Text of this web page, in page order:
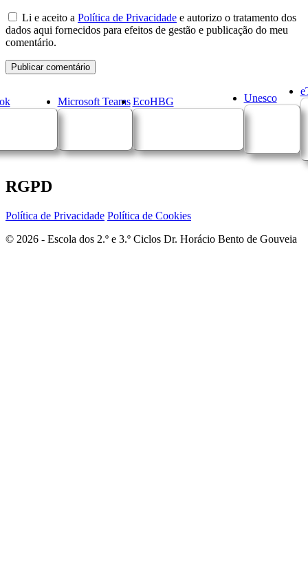
Li e aceito a Política de Privacidade e autorizo o tratamento dos
dados aqui fornecidos para efeitos de gestão e publicação do meu
comentário.
Microsoft Teams EcoHBG Unesco
RGPD
Política de Privacidade Política de Cookies
© 2026 - Escola dos 2.º e 3.º Ciclos Dr. Horácio Bento de Gouveia